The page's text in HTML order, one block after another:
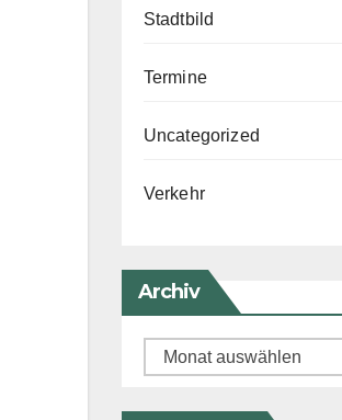
Stadtbild
Termine
Uncategorized
Verkehr
Archiv
Archiv